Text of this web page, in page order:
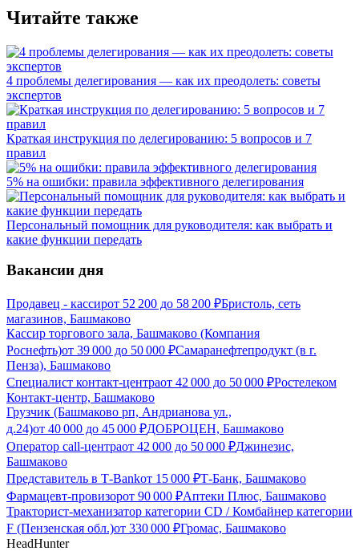
Читайте также
4 проблемы делегирования — как их преодолеть: советы
экспертов
Краткая инструкция по делегированию: 5 вопросов и 7
правил
5% на ошибки: правила эффективного делегирования
Персональный помощник для руководителя: как выбрать и
какие функции передать
Вакансии дня
Продавец - кассирот 52 200 до 58 200 ₽Бристоль, сеть
магазинов, Башмаково
Кассир торгового зала, Башмаково (Компания
Роснефть)от 39 000 до 50 000 ₽Самаранефтепродукт (в г.
Пенза), Башмаково
Специалист контакт-центраот 42 000 до 50 000 ₽Ростелеком
Контакт-центр, Башмаково
Грузчик (Башмаково рп, Андрианова ул.,
д.24)от 40 000 до 45 000 ₽ДОБРОЦЕН, Башмаково
Оператор call-центраот 42 000 до 50 000 ₽Джинезис,
Башмаково
Представитель в Т-Bankот 15 000 ₽Т-Банк, Башмаково
Фармацевт-провизорот 90 000 ₽Аптеки Плюс, Башмаково
Тракторист-механизатор категории CD / Комбайнер категории
F (Пензенская обл.)от 330 000 ₽Громас, Башмаково
HeadHunter